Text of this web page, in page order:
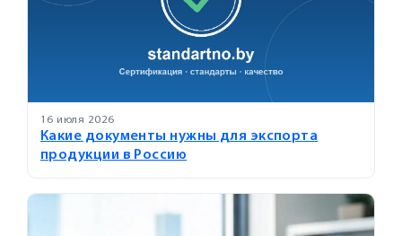
16 июля 2026
Какие документы нужны для экспорта
продукции в Россию